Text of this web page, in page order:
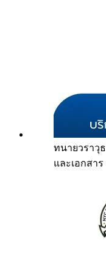
ทนายวราวุธ
และเอกสาร